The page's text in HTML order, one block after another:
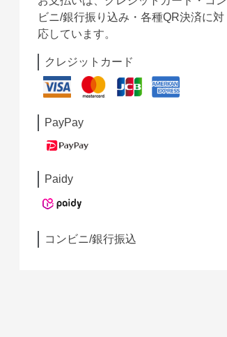
ビニ/銀行振り込み・各種QR決済に対
応しています。
クレジットカード
PayPay
Paidy
コンビニ/銀行振込